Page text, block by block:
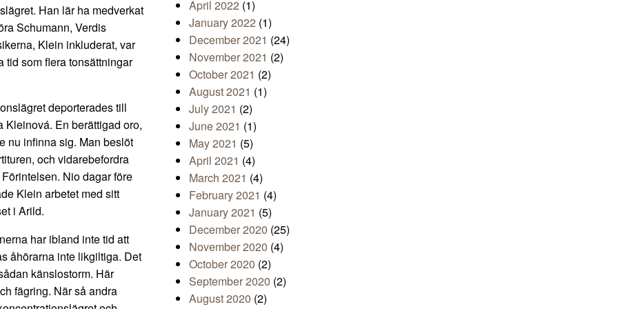
Han lär ha medverkat
Schumann, Verdis
Klein inkluderat, var
tid som flera tonsättningar
deporterades till
En berättigad oro,
nu infinna sig. Man beslöt
och vidarebefordra
Nio dagar före
Klein arbetet med sitt
i Arild.
har ibland inte tid att
åhörarna inte likgiltiga. Det
känslostorm. Här
fägring. När så andra
April 2022 (1)
January 2022 (1)
December 2021 (24)
November 2021 (2)
October 2021 (2)
August 2021 (1)
July 2021 (2)
June 2021 (1)
May 2021 (5)
April 2021 (4)
March 2021 (4)
February 2021 (4)
January 2021 (5)
December 2020 (25)
November 2020 (4)
October 2020 (2)
September 2020 (2)
August 2020 (2)